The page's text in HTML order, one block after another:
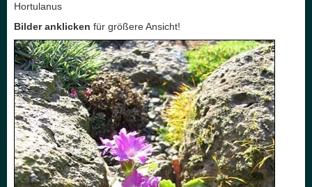
Hortulanus
Bilder anklicken für größere Ansicht!